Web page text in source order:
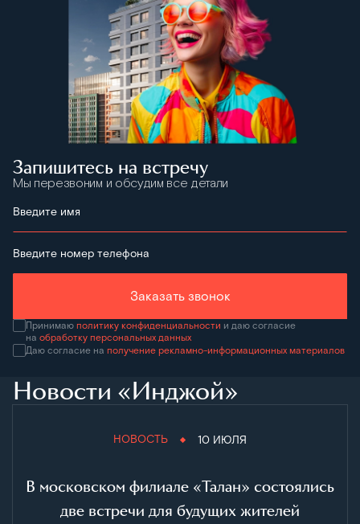
Запишитесь на встречу
Мы перезвоним и обсудим все детали
Введите имя
Введите номер телефона
Заказать звонок
Принимаю политику конфиденциальности и даю согласие
на обработку персональных данных
Даю согласие на получение рекламно-информационных материалов
Новости «Инджой»
НОВОСТЬ 10 ИЮЛЯ
В московском филиале «Талан» состоялись
две встречи для будущих жителей